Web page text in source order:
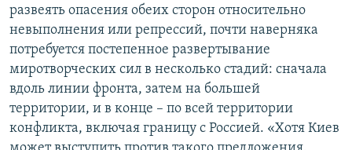
развеять опасения обеих сторон относительно
невыполнения или репрессий, почти наверняка
потребуется постепенное развертывание
миротворческих сил в несколько стадий: сначала
вдоль линии фронта, затем на большей
территории, и в конце – по всей территории
конфликта, включая границу с Россией. «Хотя Киев